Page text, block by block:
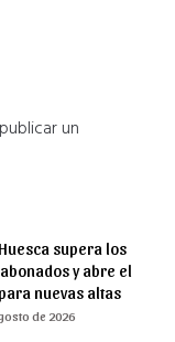
un
supera los
y abre el
nuevas altas
de 2026